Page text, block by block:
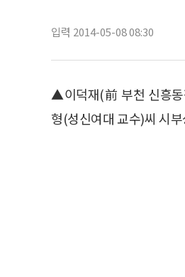
입력 2014-05-08 08:30
▲이덕재(前 부천 신흥동
형(성신여대 교수)씨 시